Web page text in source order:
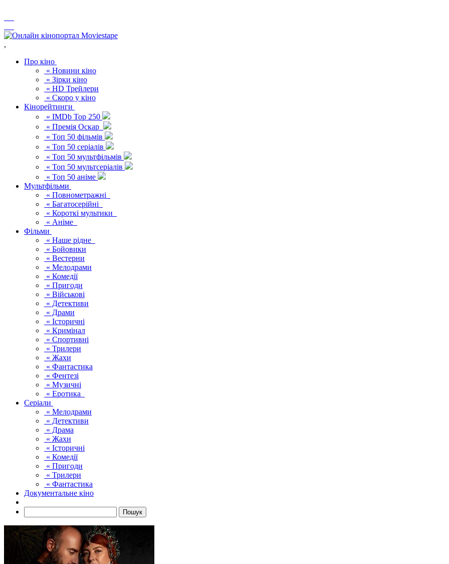
,
Про кіно
« Новини кіно
« Зірки кіно
« HD Трейлери
« Скоро у кіно
Кінорейтинги
« IMDb Top 250
« Премія Оскар
« Топ 50 фільмів
« Топ 50 серіалів
« Топ 50 мультфільмів
« Топ 50 мультсеріалів
« Топ 50 аніме
Мультфільми
« Повнометражні
« Багатосерійні
« Короткі мультики
« Аніме
Фільми
« Наше рідне
« Бойовики
« Вестерни
« Мелодрами
« Комедії
« Пригоди
« Військові
« Детективи
« Драми
« Історичні
« Кримінал
« Спортивні
« Трилери
« Жахи
« Фантастика
« Фентезі
« Музичні
« Еротика
Серіали
« Мелодрами
« Детективи
« Драма
« Жахи
« Історичні
« Комедії
« Пригоди
« Трилери
« Фантастика
Документальне кіно
Пошук